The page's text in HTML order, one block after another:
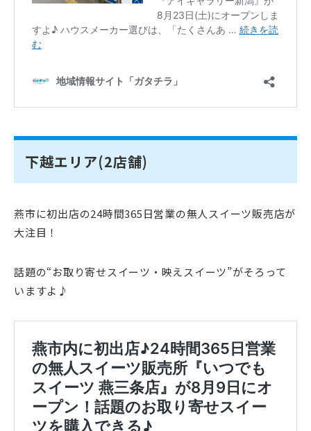
下越エリア(2店舗)
燕市に初出店の24時間365日営業の無人スイーツ販売店が
大注目！
話題の“お取り寄せスイーツ・映えスイーツ”がそろって
いますよ♪